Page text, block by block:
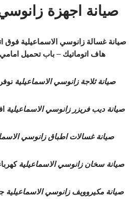
صيانة اجهزة زانوسي
صيانة غسالة زانوسي الاسماعيلية فوق
هاف اتوماتيك – باب تحميل امامي
صيانة ثلاجة زانوسي الاسماعيلية
صيانة ديب فريزر زانوسي الاسماعيلية
صيانة غسالات اطباق زانوسي
صيانة سخان زانوسي الاسماعيلية
صيانة مكيروويف زانوسي الاسماعيلية